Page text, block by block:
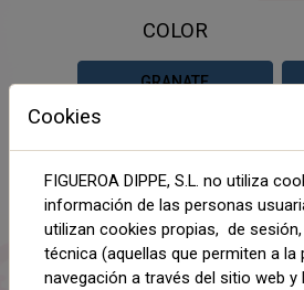
COLOR
GRANATE
Compartir
Cookies
FIGUEROA DIPPE, S.L. no utiliza
información de las personas
utilizan cookies propias, de
técnica (aquellas que permiten a la
navegación a través del sitio web y